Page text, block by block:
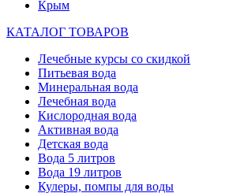
Крым
КАТАЛОГ ТОВАРОВ
Лечебные курсы со скидкой
Питьевая вода
Минеральная вода
Лечебная вода
Кислородная вода
Активная вода
Детская вода
Вода 5 литров
Вода 19 литров
Кулеры, помпы для воды